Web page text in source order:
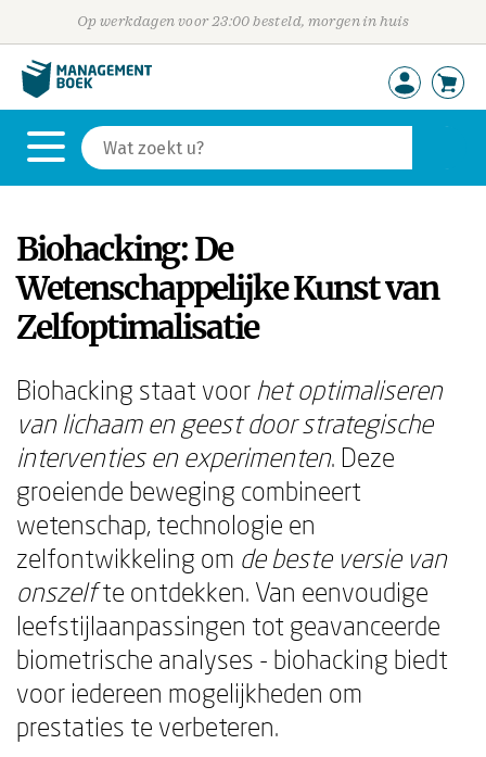
Op werkdagen voor 23:00 besteld, morgen in huis
Biohacking: De
Wetenschappelijke Kunst van
Zelfoptimalisatie
Biohacking staat voor het optimaliseren
van lichaam en geest door strategische
interventies en experimenten. Deze
groeiende beweging combineert
wetenschap, technologie en
zelfontwikkeling om de beste versie van
onszelfte ontdekken. Van eenvoudige
leefstijlaanpassingen tot geavanceerde
biometrische analyses - biohacking biedt
voor iedereen mogelijkheden om
prestaties te verbeteren.